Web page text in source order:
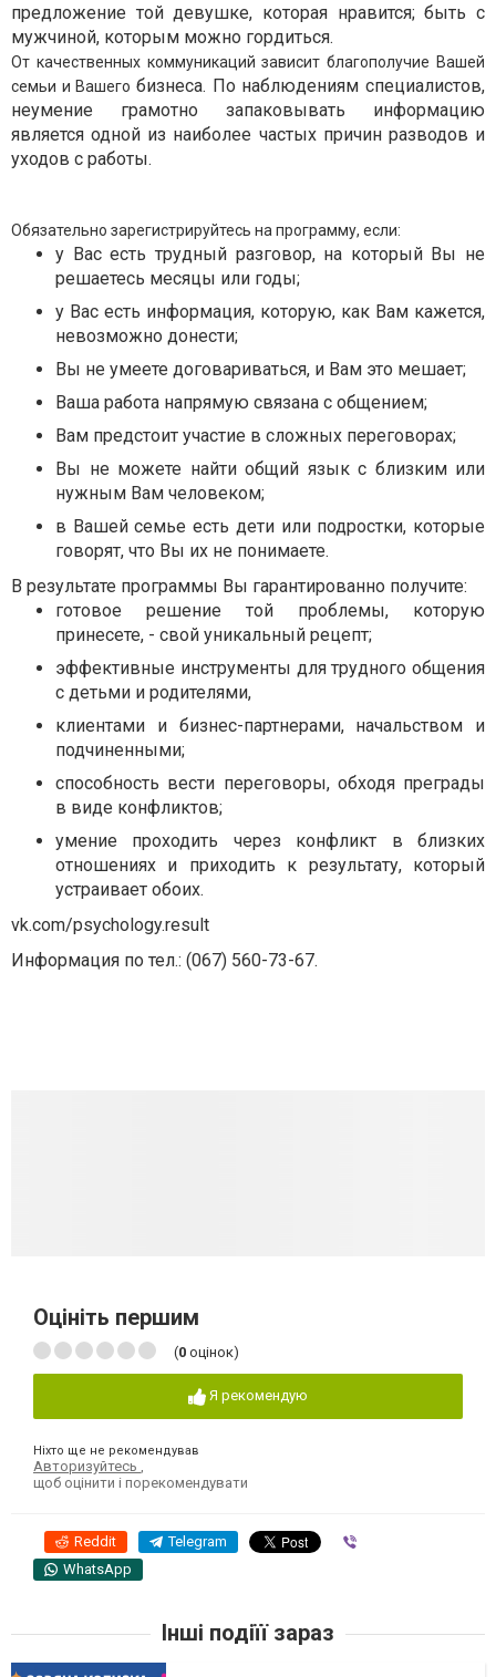
предложение той девушке, которая нравится; быть с
мужчиной, которым можно гордиться.
От качественных коммуникаций зависит благополучие Вашей
семьи и Вашего бизнеса. По наблюдениям специалистов,
неумение грамотно запаковывать информацию
является одной из наиболее частых причин разводов и
уходов с работы.
Обязательно зарегистрируйтесь на программу, если:
у Вас есть трудный разговор, на который Вы не
решаетесь месяцы или годы;
у Вас есть информация, которую, как Вам кажется,
невозможно донести;
Вы не умеете договариваться, и Вам это мешает;
Ваша работа напрямую связана с общением;
Вам предстоит участие в сложных переговорах;
Вы не можете найти общий язык с близким или
нужным Вам человеком;
в Вашей семье есть дети или подростки, которые
говорят, что Вы их не понимаете.
В результате программы Вы гарантированно получите:
готовое решение той проблемы, которую
принесете, - свой уникальный рецепт;
эффективные инструменты для трудного общения
с детьми и родителями,
клиентами и бизнес-партнерами, начальством и
подчиненными;
способность вести переговоры, обходя преграды
в виде конфликтов;
умение проходить через конфликт в близких
отношениях и приходить к результату, который
устраивает обоих.
vk.com/psychology.result
Информация по тел.: (067) 560-73-67.
Оцініть першим
(0 оцінок)
Я рекомендую
Ніхто ще не рекомендував
Авторизуйтесь
щоб оцінити і порекомендувати
Reddit Telegram
WhatsApp
Інші подіїї зараз